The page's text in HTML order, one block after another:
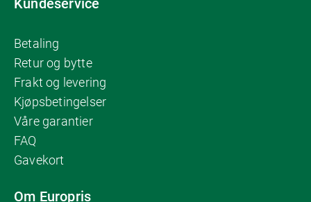
Kundeservice
Betaling
Retur og bytte
Frakt og levering
Kjøpsbetingelser
Våre garantier
FAQ
Gavekort
Om Europris